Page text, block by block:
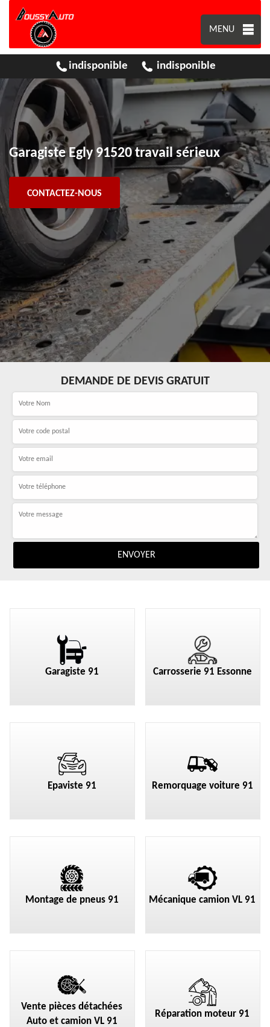
MENU
indisponible indisponible
Garagiste Egly 91520 travail sérieux
CONTACTEZ-NOUS
DEMANDE DE DEVIS GRATUIT
Garagiste 91 Carrosserie 91 Essonne
Epaviste 91 Remorquage voiture 91
Montage de pneus 91 Mécanique camion VL 91
Vente pièces détachées
Auto et camion VL 91
Réparation moteur 91